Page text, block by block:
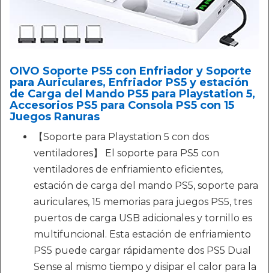
OIVO Soporte PS5 con Enfriador y Soporte
para Auriculares, Enfriador PS5 y estación
de Carga del Mando PS5 para Playstation 5,
Accesorios PS5 para Consola PS5 con 15
Juegos Ranuras
【Soporte para Playstation 5 con dos
ventiladores】 El soporte para PS5 con
ventiladores de enfriamiento eficientes,
estación de carga del mando PS5, soporte para
auriculares, 15 memorias para juegos PS5, tres
puertos de carga USB adicionales y tornillo es
multifuncional. Esta estación de enfriamiento
PS5 puede cargar rápidamente dos PS5 Dual
Sense al mismo tiempo y disipar el calor para la